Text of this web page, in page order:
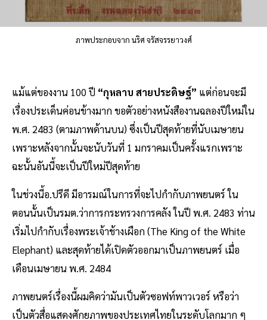
ภาพประกอบจาก นริศ จรัสจรรยาวงศ์
แม้แต่ของงาน 100 ปี “กุหลาบ สายประดิษฐ์” แต่ก่อนจะมี
เรื่องประเด็นค่อนข้างมาก ขอตัวอย่างหนังสืองานฉลองปีใหม่ใน
พ.ศ. 2483 (ตามภาพด้านบน) ซึ่งเป็นปีสุดท้ายที่นับเมษายน
เพราะหลังจากนั้นจะนับวันที่ 1 มกราคมเป็นครั้งแรกเพราะ
ฉะนั้นอันนี้จะเป็นปีใหม่ปีสุดท้าย
ในช่วงนี้อ.ปรีดี มีอารมณ์ในการที่จะไปกำกับภาพยนตร์ ใน
ตอนนั้นเป็นรมต.ว่าการกระทรวงการคลัง ในปี พ.ศ. 2483 ท่าน
เริ่มไปกำกับเรื่องพระเจ้าช้างเผือก (The King of the White
Elephant) และสุดท้ายได้เปิดตัวออกมาเป็นภาพยนตร์ เมื่อ
เดือนเมษายน พ.ศ. 2484
ภาพยนตร์เรื่องนี้ผมคิดว่ามันเป็นตัวซอฟท์พาวเวอร์ หรือว่า
เป็นตัวสื่อแสดงศักยภาพของประเทศไทยในระดับโลกมาก ๆ